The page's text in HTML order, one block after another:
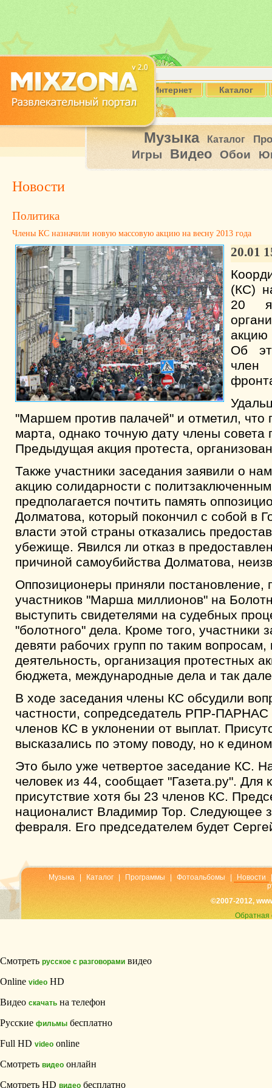
Интернет Каталог
Музыка Каталог
Игры Видео Обои
Новости
Политика
Члены КС назначили новую массовую акцию на весну 2013 года
20.01
(КС)
20
акцию
Об
член
"Маршем против палачей" и отметил, что
марта, однако точную дату члены совета
Предыдущая акция протеста,
Также участники заседания заявили о
акцию солидарности с
предполагается почтить память
Долматова, который покончил с собой в
власти этой страны отказались
убежище. Явился ли отказ в
причиной самоубийства Долматова,
Оппозиционеры приняли
участников "Марша миллионов" на
выступить свидетелями на судебных
"болотного" дела. Кроме того, участники
девяти рабочих групп по таким
деятельность, организация протестных
бюджета, международные дела и так
В ходе заседания члены КС обсудили
частности, сопредседатель РПР-
членов КС в уклонении от выплат.
высказались по этому поводу, но к
Это было уже четвертое заседание КС.
человек из 44, сообщает "Газета.ру".
присутствие хотя бы 23 членов КС.
националист Владимир Тор. Следующее
февраля. Его председателем будет
Музыка Каталог Программы Фотоальбомы Новости
©2007-2012,
Обратная
Смотреть русское с разговорами видео
Online video HD
Видео скачать на телефон
Русские фильмы бесплатно
Full HD video online
Смотреть видео онлайн
Смотреть HD видео бесплатно